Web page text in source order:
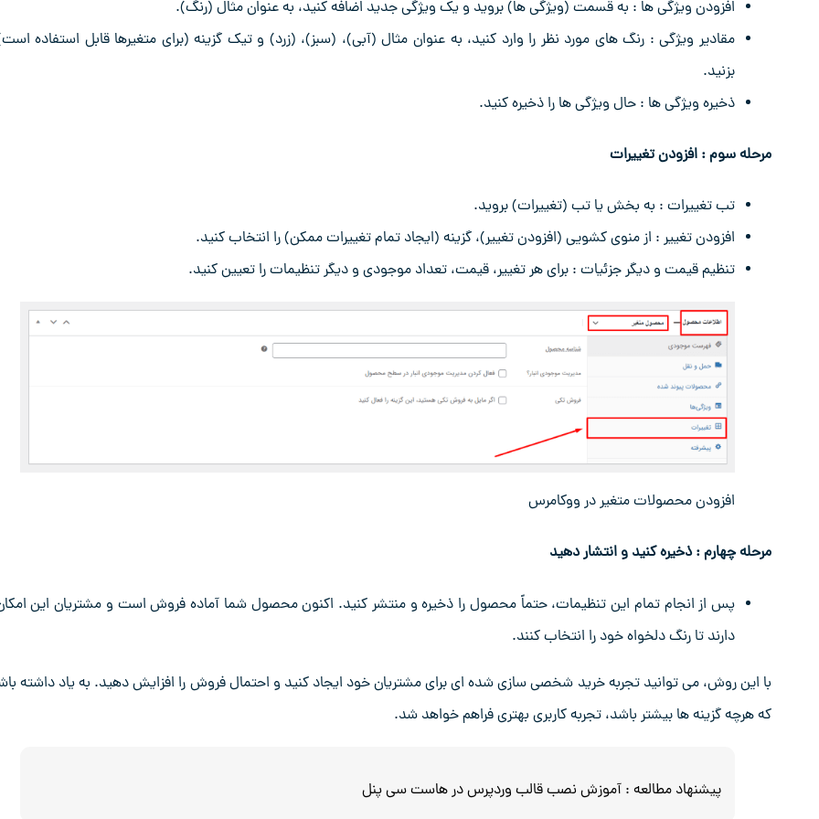
افزودن ویژگی ‌ها : به قسمت (ویژگی ‌ها) بروید و یک ویژگی جدید اضافه کنید، به عنوان مثال (رنگ).
مقادیر ویژگی : رنگ‌ های مورد نظر را وارد کنید، به عنوان مثال (آبی)، (سبز)، (زرد) و تیک گزینه (برای متغیرها قابل استفاده
بزنید.
ذخیره ویژگی ‌ها : حال ویژگی‌ ها را ذخیره کنید.
مرحله سوم : افزودن تغییرات
تب تغییرات : به بخش یا تب (تغییرات) بروید.
افزودن تغییر : از منوی کشویی (افزودن تغییر)، گزینه (ایجاد تمام تغییرات ممکن) را انتخاب کنید.
تنظیم قیمت و دیگر جزئیات : برای هر تغییر، قیمت، تعداد موجودی و دیگر تنظیمات را تعیین کنید.
افزودن محصولات متغیر در ووکامرس
مرحله چهارم : ذخیره کنید و انتشار دهید
پس از انجام تمام این تنظیمات، حتماً محصول را ذخیره و منتشر کنید. اکنون محصول شما آماده فروش است و مشتریان این
دارند تا رنگ دلخواه خود را انتخاب کنند.
با این روش، می‌ توانید تجربه خرید شخصی‌ سازی‌ شده‌ ای برای مشتریان خود ایجاد کنید و احتمال فروش را افزایش دهید. به یاد داشته
که هرچه گزینه ‌ها بیشتر باشد، تجربه کاربری بهتری فراهم خواهد شد.
پیشنهاد مطالعه : آموزش نصب قالب وردپرس در هاست سی پنل